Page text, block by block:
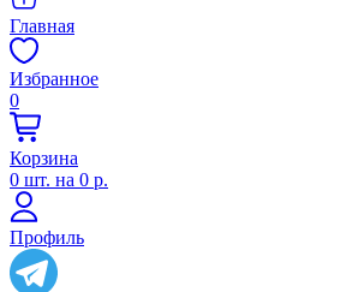
Главная
Избранное
0
Корзина
0 шт. на 0 р.
Профиль